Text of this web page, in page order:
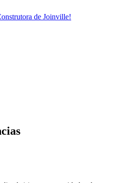
de Joinville!